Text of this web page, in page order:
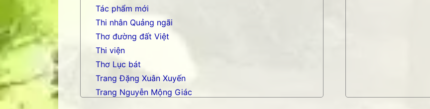
Thương nụ cười vương tóc mai..."
Không biết có đúng tâm trạng Bác Nhụy không nhỉ
Trả lời
Một chút hồn lay cũng đủ cho ta ơn đời, dẫu biết rằng ngoài kia...
Tác phẩm mới
Thi nhân Quảng ngãi
Thơ đường đất Việt
Thi viện
Thơ Lục bát
Trang Đặng Xuân Xuyến
Trang Nguyễn Mộng Giác